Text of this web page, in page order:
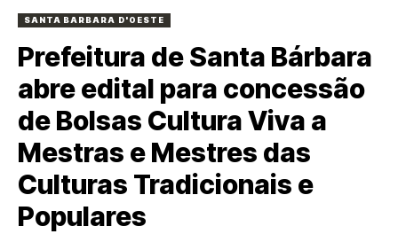
SANTA BARBARA D'OESTE
Prefeitura de Santa Bárbara
abre edital para concessão
de Bolsas Cultura Viva a
Mestras e Mestres das
Culturas Tradicionais e
Populares